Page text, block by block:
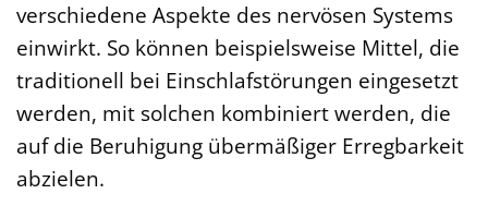
verschiedene Aspekte des nervösen Systems
einwirkt. So können beispielsweise Mittel, die
traditionell bei Einschlafstörungen eingesetzt
werden, mit solchen kombiniert werden, die
auf die Beruhigung übermäßiger Erregbarkeit
abzielen.